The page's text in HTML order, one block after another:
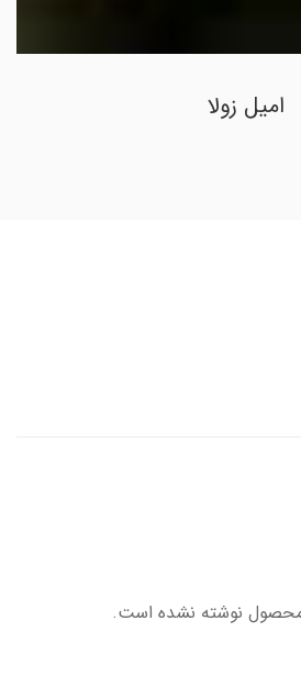
امیل زولا
نوشته نشده است.